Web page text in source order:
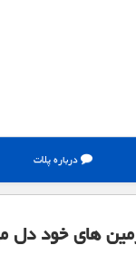
درباره پلات
های خود دل